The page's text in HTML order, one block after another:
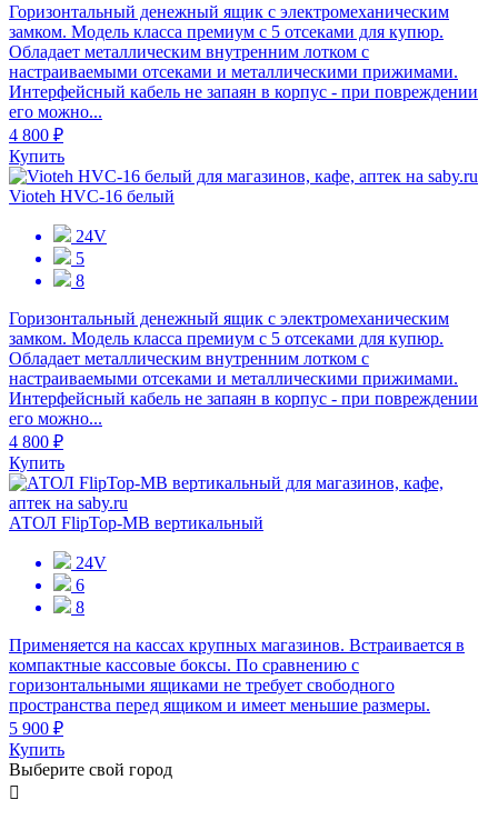
Горизонтальный денежный ящик с электромеханическим
замком. Модель класса премиум с 5 отсеками для купюр.
Обладает металлическим внутренним лотком с
настраиваемыми отсеками и металлическими прижимами.
Интерфейсный кабель не запаян в корпус - при повреждении
его можно...
4 800 ₽
Купить
Vioteh HVC-16 белый
24V
5
8
Горизонтальный денежный ящик с электромеханическим
замком. Модель класса премиум с 5 отсеками для купюр.
Обладает металлическим внутренним лотком с
настраиваемыми отсеками и металлическими прижимами.
Интерфейсный кабель не запаян в корпус - при повреждении
его можно...
4 800 ₽
Купить
АТОЛ FlipTop-MB вертикальный
24V
6
8
Применяется на кассах крупных магазинов. Встраивается в
компактные кассовые боксы. По сравнению с
горизонтальными ящиками не требует свободного
пространства перед ящиком и имеет меньшие размеры.
5 900 ₽
Купить
Выберите свой город
